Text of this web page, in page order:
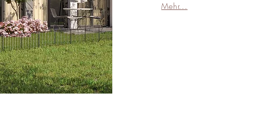
Mehr...